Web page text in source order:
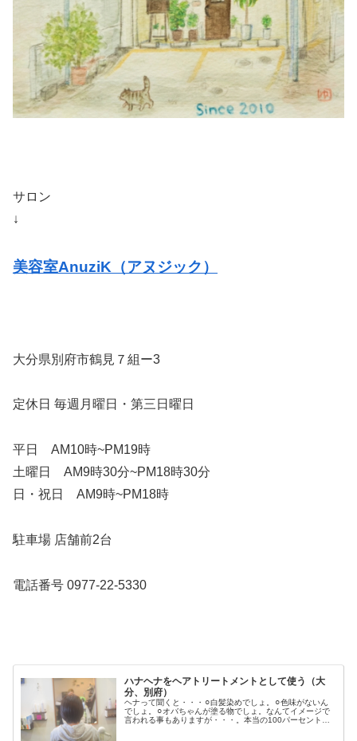
サロン
↓
美容室AnuziK（アヌジック）
大分県別府市鶴見７組ー3
定休日 毎週月曜日・第三日曜日
平日 AM10時~PM19時
土曜日 AM9時30分~PM18時30分
日・祝日 AM9時~PM18時
駐車場 店舗前2台
電話番号 0977-22-5330
ハナヘナをヘアトリートメントとして使う（大
分、別府）
ヘナって聞くと・・・⚪︎白髪染めでしょ。⚪︎色味がないん
でしょ。⚪︎オバちゃんが塗る物でしょ。なんてイメージで
言われる事もありますが・・・。本当の100パーセントの